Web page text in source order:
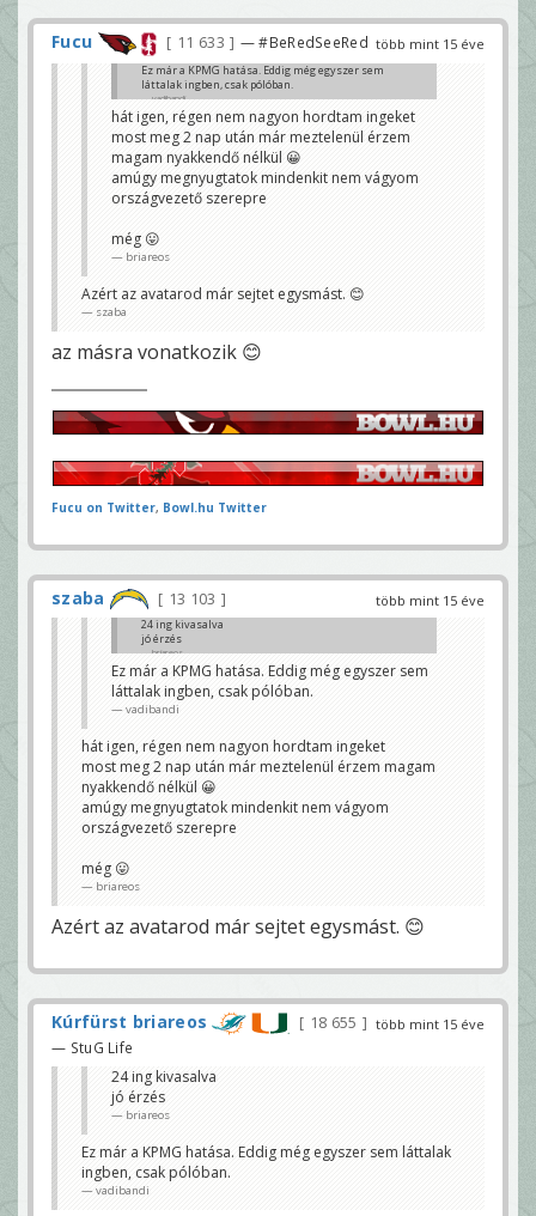
több mint 15 éve
Fucu 11 633 — #BeRedSeeRed
Ez már a KPMG hatása. Eddig még egyszer sem
láttalak ingben, csak pólóban.
vadibandi
hát igen, régen nem nagyon hordtam ingeket
most meg 2 nap után már meztelenül érzem
magam nyakkendő nélkül 😀
amúgy megnyugtatok mindenkit nem vágyom
országvezető szerepre
még 😛
briareos
Azért az avatarod már sejtet egysmást. 😊
szaba
az másra vonatkozik 😊
Fucu on Twitter, Bowl.hu Twitter
több mint 15 éve
szaba 13 103
24 ing kivasalva
jó érzés
briareos
Ez már a KPMG hatása. Eddig még egyszer sem
láttalak ingben, csak pólóban.
vadibandi
hát igen, régen nem nagyon hordtam ingeket
most meg 2 nap után már meztelenül érzem magam
nyakkendő nélkül 😀
amúgy megnyugtatok mindenkit nem vágyom
országvezető szerepre
még 😛
briareos
Azért az avatarod már sejtet egysmást. 😊
több mint 15 éve
Kúrfürst briareos 18 655
— StuG Life
24 ing kivasalva
jó érzés
briareos
Ez már a KPMG hatása. Eddig még egyszer sem láttalak
ingben, csak pólóban.
vadibandi